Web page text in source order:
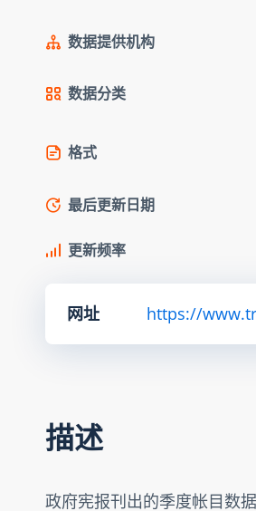
数据提供机构
数据分类
格式
最后更新日期
更新频率
网址 https://
描述
政府宪报刊出的季度帐目数